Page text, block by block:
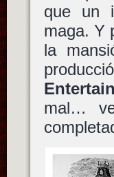
que un
maga. Y
la
mal…